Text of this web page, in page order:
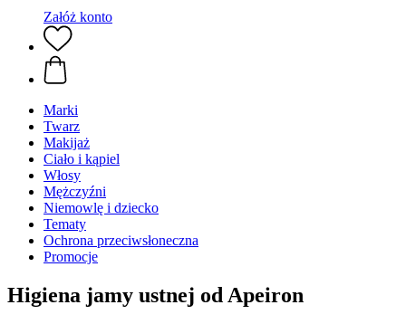
Załóż konto
Marki
Twarz
Makijaż
Ciało i kąpiel
Włosy
Mężczyźni
Niemowlę i dziecko
Tematy
Ochrona przeciwsłoneczna
Promocje
Higiena jamy ustnej od Apeiron